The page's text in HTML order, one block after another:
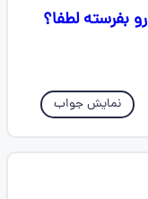
بروبچ کسی میتونه عکس صفحه ۹۳ رو بفرسته لطفا؟
نمایش جواب